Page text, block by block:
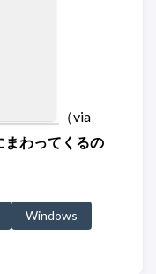
（via
まわってくるの
Windows